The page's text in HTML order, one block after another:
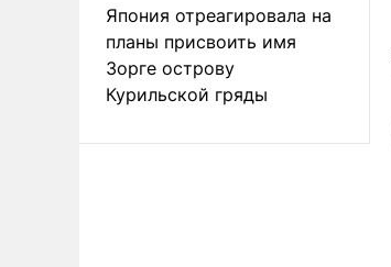
Япония отреагировала на
планы присвоить имя
Зорге острову
Курильской гряды